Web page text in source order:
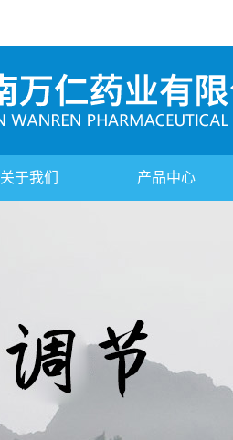
关于我们 产品中心